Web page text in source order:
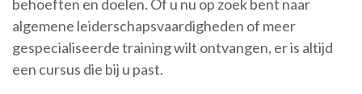
behoeften en doelen. Of u nu op zoek bent naar
algemene leiderschapsvaardigheden of meer
gespecialiseerde training wilt ontvangen, er is altijd
een cursus die bij u past.